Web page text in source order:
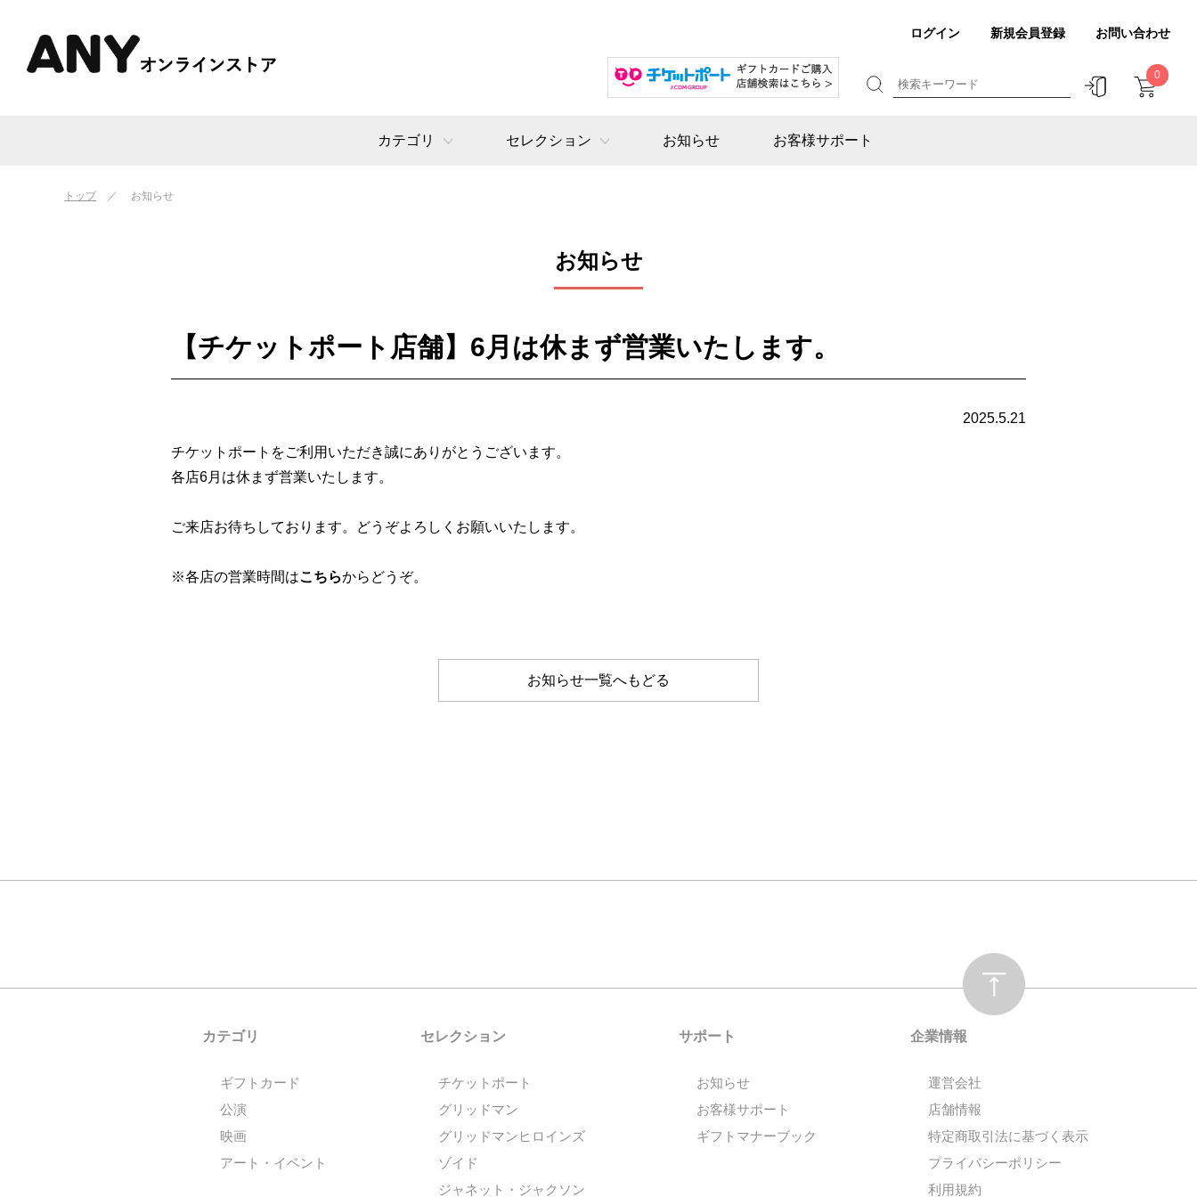
ログイン 新規会員登録 お問い合わせ
0
カテゴリ セレクション お知らせ お客様サポート
トップ お知らせ
お知らせ
【チケットポート店舗】6月は休まず営業いたします。
2025.5.21
チケットポートをご利用いただき誠にありがとうございます。
各店6月は休まず営業いたします。
ご来店お待ちしております。どうぞよろしくお願いいたします。
※各店の営業時間はこちらからどうぞ。
お知らせ一覧へもどる
カテゴリ
ギフトカード
公演
映画
アート・イベント
セレクション
チケットポート
グリッドマン
グリッドマンヒロインズ
ゾイド
ジャネット・ジャクソン
サポート
お知らせ
お客様サポート
ギフトマナーブック
企業情報
運営会社
店舗情報
特定商取引法に基づく表示
プライバシーポリシー
利用規約